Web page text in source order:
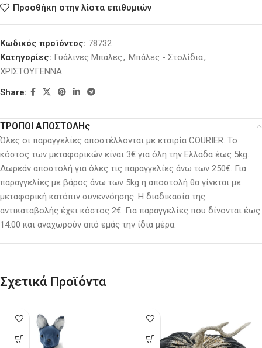
Προσθήκη στην λίστα επιθυμιών
Κωδικός προϊόντος: 78732
Κατηγορίες: Γυάλινες Μπάλες, Μπάλες - Στολίδια,
ΧΡΙΣΤΟΥΓΕΝΝΑ
Share:
ΤΡΟΠΟΙ ΑΠΟΣΤΟΛΗς
Όλες οι παραγγελίες αποστέλλονται με εταιρία COURIER. Το
κόστος των μεταφορικών είναι 3€ για όλη την Ελλάδα έως 5kg.
Δωρεάν αποστολή για όλες τις παραγγελίες άνω των 250€. Για
παραγγελίες με βάρος άνω των 5kg η αποστολή θα γίνεται με
μεταφορική κατόπιν συνεννόησης. H διαδικασία της
αντικαταβολής έχει κόστος 2€. Για παραγγελίες που δίνονται έως
14:00 και αναχωρούν από εμάς την ίδια μέρα.
Σχετικά Προϊόντα